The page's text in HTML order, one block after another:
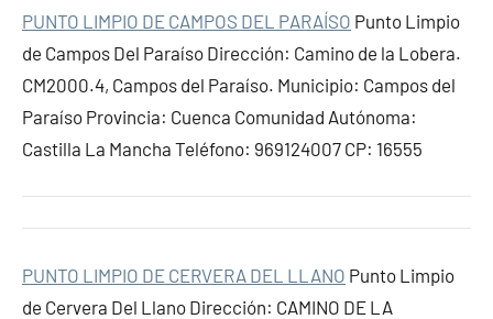
PUNTO LIMPIO DE CAMPOS DEL PARAÍSO Punto Limpio
de Campos Del Paraíso Dirección: Camino de la Lobera.
CM2000.4, Campos del Paraíso. Municipio: Campos del
Paraíso Provincia: Cuenca Comunidad Autónoma:
Castilla La Mancha Teléfono: 969124007 CP: 16555
PUNTO LIMPIO DE CERVERA DEL LLANO Punto Limpio
de Cervera Del Llano Dirección: CAMINO DE LA